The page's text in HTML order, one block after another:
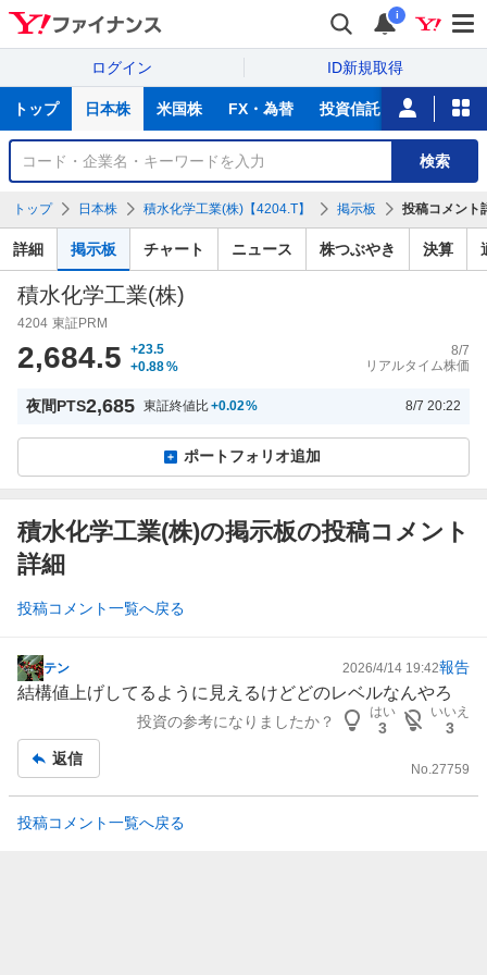
i
ログイン ID新規取得
サ
トップ 日本株 米国株 FX・為替 投資信託 ニュース
銘
検
索
検索
トップ 日本株 積水化学工業(株)【4204.T】 掲示板 投稿コメント
詳細 掲示板 チャート ニュース 株つぶやき 決算
積水化学工業(株)
4204 東証PRM
2,684.5
+23.5
+0.88%
8/7
リアルタイム株価
夜間PTS2,685 東証終値比+0.02% 8/7 20:22
ポートフォリオ追加
積水化学工業(株)の掲示板の投稿コメント
詳細
投稿コメント一覧へ戻る
掲
示
事
テン 2026/4/14 19:42報告
結構値上げしてるように見えるけどどのレベルなんやろ
投資の参考になりましたか？
はい
3
いいえ
3
返信
No.27759
投稿コメント一覧へ戻る